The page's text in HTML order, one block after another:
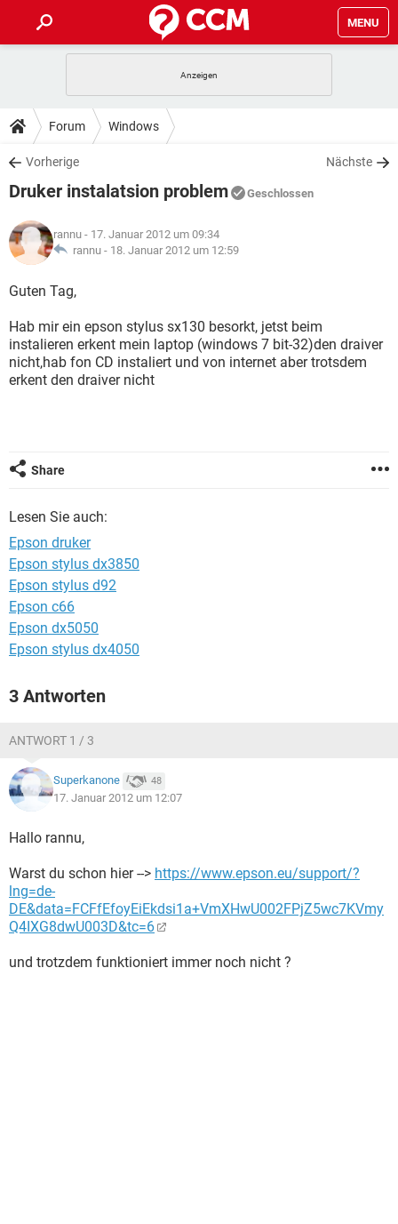
MENU
ANDROID
WINDOWS 10
WHATSAPP TIKTOK
FACEBOOK
TIPPS & TRICKS
SPIELE
WHATSAPP TIKTOK
FACEBOOK
DOWNLOADS
SPIELE STREAMING
ANDROID
WINDOWS 10 INSTAGRAM
WHATSAPP
SPIELE STREAMING
ANDROID
WINDOWS 10
WHATSAPP TIKTOK
FACEBOOK HARDWARE
LEXIKON
SPIELE
WINDOWS 10 INSTAGRAM
WHATSAPP
Forum Windows
Vorherige Nächste
Druker instalatsion problem Geschlossen
rannu - 17. Januar 2012 um 09:34
rannu - 18. Januar 2012 um 12:59
Guten Tag,
Hab mir ein epson stylus sx130 besorkt, jetst beim
instalieren erkent mein laptop (windows 7 bit-32)den draiver
nicht,hab fon CD instaliert und von internet aber trotsdem
erkent den draiver nicht
Share
Lesen Sie auch:
Epson druker
Epson stylus dx3850
Epson stylus d92
Epson c66
Epson dx5050
Epson stylus dx4050
3 Antworten
ANTWORT 1 / 3
Superkanone 48
17. Januar 2012 um 12:07
Hallo rannu,
Warst du schon hier --> https://www.epson.eu/support/?
lng=de-
DE&data=FCFfEfoyEiEkdsi1a+VmXHwU002FPjZ5wc7KVmy
Q4IXG8dwU003D&tc=6
und trotzdem funktioniert immer noch nicht ?